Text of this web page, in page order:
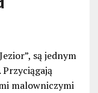
są jednym
malowniczymi